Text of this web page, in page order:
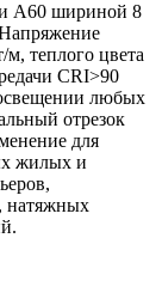
A60 шириной 8
теплого цвета
CRI>90
любых
отрезок
для
жилых и
натяжных